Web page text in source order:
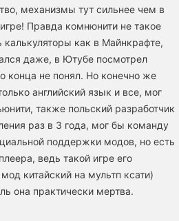
механизмы тут сильнее чем в
Правда комнюнити не такое
калькуляторы как в Майнкрафте,
даже, в Ютубе посмотрел
конца не понял. Но конечно же
английский язык и все, мог
также польский разработчик
раз в 3 года, мог бы команду
поддержки модов, но есть
ведь такой игре его
китайский на мультп ксати)
она практически мертва.